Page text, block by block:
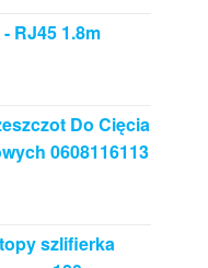
RJ45 1.8m
Do Cięcia
0608116113
szlifierka